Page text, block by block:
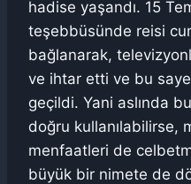
hadise yaşandı. 15
teşebbüsünde reisi
bağlanarak,
ve ihtar etti ve bu
geçildi. Yani aslında
doğru kullanılabilirse,
menfaatleri de
büyük bir nimete de